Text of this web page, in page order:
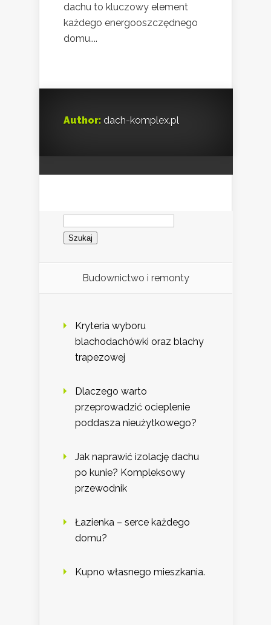
dachu to kluczowy element
każdego energooszczędnego
domu....
Author: dach-komplex.pl
Szukaj:
Budownictwo i remonty
Kryteria wyboru
blachodachówki oraz blachy
trapezowej
Dlaczego warto
przeprowadzić ocieplenie
poddasza nieużytkowego?
Jak naprawić izolację dachu
po kunie? Kompleksowy
przewodnik
Łazienka – serce każdego
domu?
Kupno własnego mieszkania.